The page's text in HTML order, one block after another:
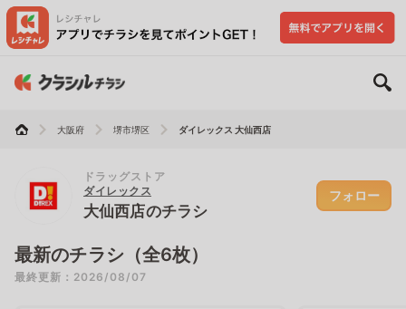
大阪府 堺市堺区 ダイレックス 大仙西店
ドラッグストア
ダイレックス
大仙西店のチラシ
フォロー
最新のチラシ（全6枚）
最終更新：2026/08/07